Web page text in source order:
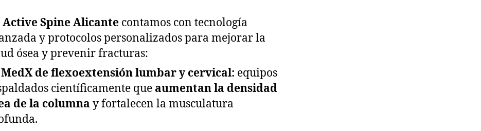
Active Spine Alicante contamos con tecnología
y protocolos personalizados para mejorar la
ósea y prevenir fracturas:
MedX de flexoextensión lumbar y cervical: equipos
científicamente que aumentan la densidad
de la columna y fortalecen la musculatura